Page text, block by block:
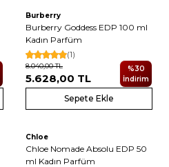
Burberry
Burberry Goddess EDP 100 ml
Kadın Parfüm
(1)
8.040,00TL
5.628,00 TL
%30
İndirim
Sepete Ekle
Chloe
Chloe Nomade Absolu EDP 50
ml Kadın Parfüm